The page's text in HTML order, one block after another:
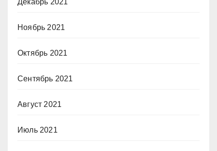
Декабрь 2021
Ноябрь 2021
Октябрь 2021
Сентябрь 2021
Август 2021
Июль 2021